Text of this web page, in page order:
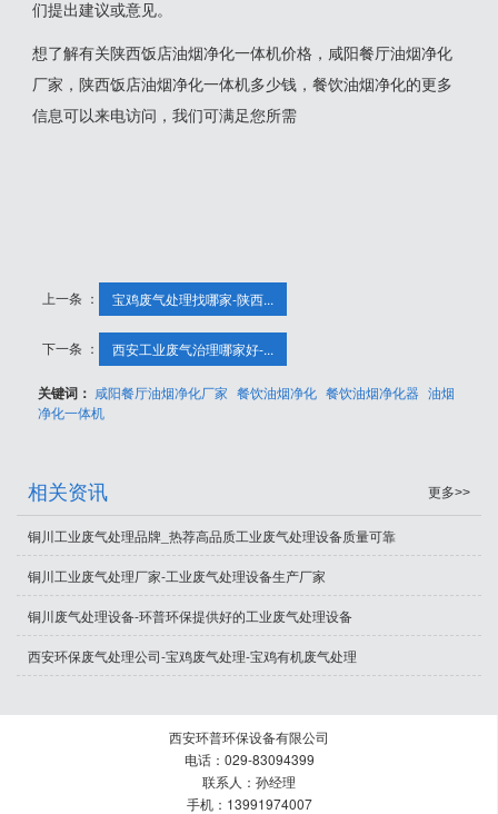
们提出建议或意见。
想了解有关陕西饭店油烟净化一体机价格，咸阳餐厅油烟净化
厂家，陕西饭店油烟净化一体机多少钱，餐饮油烟净化的更多
信息可以来电访问，我们可满足您所需
上一条 ： 宝鸡废气处理找哪家-陕西...
下一条 ： 西安工业废气治理哪家好-...
关键词： 咸阳餐厅油烟净化厂家 餐饮油烟净化 餐饮油烟净化器 油烟
净化一体机
相关资讯 更多>>
铜川工业废气处理品牌_热荐高品质工业废气处理设备质量可靠
铜川工业废气处理厂家-工业废气处理设备生产厂家
铜川废气处理设备-环普环保提供好的工业废气处理设备
西安环保废气处理公司-宝鸡废气处理-宝鸡有机废气处理
西安环普环保设备有限公司
电话：029-83094399
联系人：孙经理
手机：13991974007